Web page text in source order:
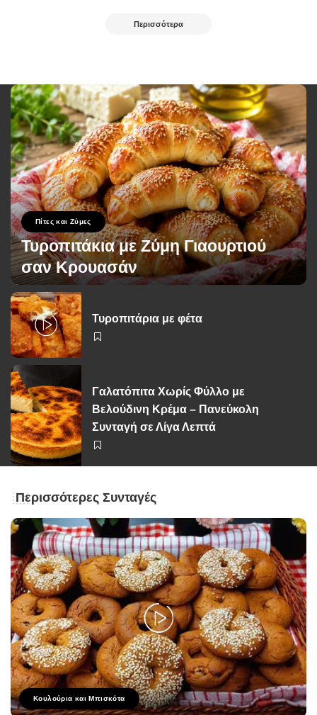
Περισσότερα
Πίτες και Ζύμες
Τυροπιτάκια με Ζύμη Γιαουρτιού
σαν Κρουασάν
Posted
by
George Zolis 12 Ιουλίου 2026
Τυροπιτάρια με φέτα
Γαλατόπιτα Χωρίς Φύλλο με
Βελούδινη Κρέμα – Πανεύκολη
Συνταγή σε Λίγα Λεπτά
Περισσότερες Συνταγές
Κουλούρια και Μπισκότα